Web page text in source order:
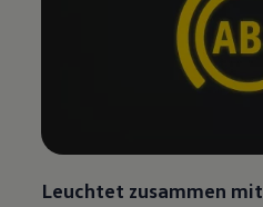
Leuchtet zusammen mit